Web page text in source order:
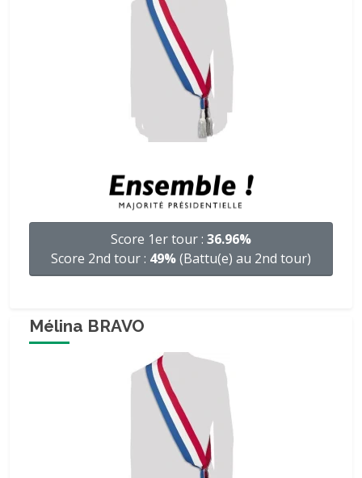
Score 1er tour : 36.96%
Score 2nd tour : 49%(Battu(e) au 2nd tour)
Mélina BRAVO